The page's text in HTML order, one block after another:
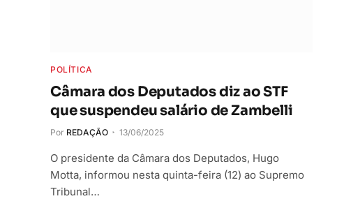
POLÍTICA
Câmara dos Deputados diz ao STF
que suspendeu salário de Zambelli
Por REDAÇÃO 13/06/2025
O presidente da Câmara dos Deputados, Hugo
Motta, informou nesta quinta-feira (12) ao Supremo
Tribunal…